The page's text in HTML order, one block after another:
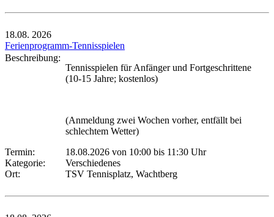
18.08. 2026
Ferienprogramm-Tennisspielen
Beschreibung:
Tennisspielen für Anfänger und Fortgeschrittene
(10-15 Jahre; kostenlos)
(Anmeldung zwei Wochen vorher, entfällt bei
schlechtem Wetter)
Termin:
18.08.2026 von 10:00 bis 11:30 Uhr
Kategorie:
Verschiedenes
Ort:
TSV Tennisplatz, Wachtberg